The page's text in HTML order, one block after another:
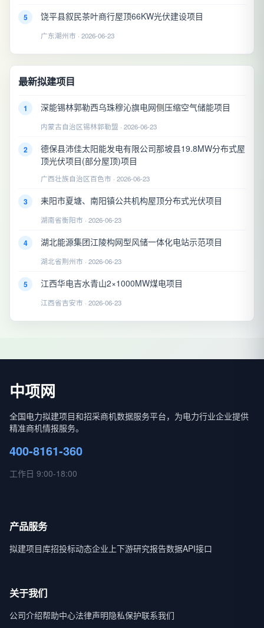
5 饶平县叙民茶叶商行屋顶66KW光伏建设项目
广东潮州市 · 2026-06-23
最新拟建项目
1 深能锡林郭勒西乌珠穆沁旗电网侧压缩空气储能项目
内蒙古自治区锡林郭勒盟 · 2026-06-23
2
德保县沛佳太阳能发电有限公司那坡县19.8MW分布式屋
顶光伏项目(部分屋顶)项目
广西壮族自治区百色市 · 2026-06-23
3 耒阳市夏塘、南阳镇公共机构屋顶分布式光伏项目
湖南省衡阳市 · 2026-06-23
4 湖北能源集团江陵构网型风储一体化电站示范项目
湖北省荆州市 · 2026-06-23
5 江西华电吉水青山2×1000MW煤电项目
江西省吉安市 · 2026-06-23
中项网
全国电力拟建项目和招采商机数据服务平台，为电力行业企业提供
精准商机情报服务。
400-8161-360
工作日 9:00-18:00
产品服务
拟建项目库招投标动态企业上下游研究报告数据API接口
关于我们
公司介绍帮助中心法律声明隐私保护联系我们